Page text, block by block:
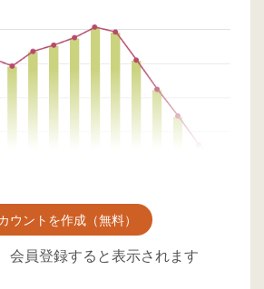
ウントを作成（無料）
会員登録すると表示されます